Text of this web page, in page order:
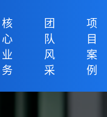
核
心
业
务
团
队
风
采
项
目
案
例